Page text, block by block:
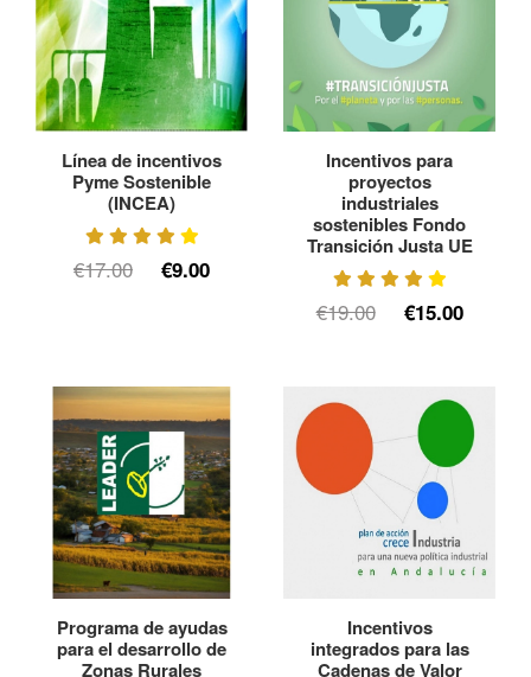
Línea de incentivos
Pyme Sostenible
(INCEA)
€17.00 €9.00
Incentivos para
proyectos
industriales
sostenibles Fondo
Transición Justa UE
€19.00 €15.00
Programa de ayudas
para el desarrollo de
Zonas Rurales
Incentivos
integrados para las
Cadenas de Valor